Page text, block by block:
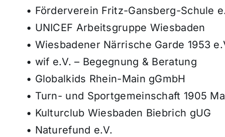
• Förderverein Fritz-Gansberg-Schule
• UNICEF Arbeitsgruppe Wiesbaden
• Wiesbadener Närrische Garde 1953
• wif e.V. – Begegnung & Beratung
• Globalkids Rhein-Main gGmbH
• Turn- und Sportgemeinschaft 1905
• Kulturclub Wiesbaden Biebrich gUG
• Naturefund e.V.